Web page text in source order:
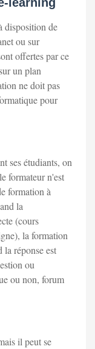
disposition de
ou sur
offertes par ce
un plan
ne doit pas
pour
ses étudiants, on
formateur n'est
formation à
la
(cours
la formation
la réponse est
ou
ou non, forum
il peut se